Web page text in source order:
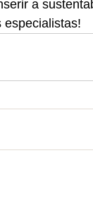
a
especialistas!